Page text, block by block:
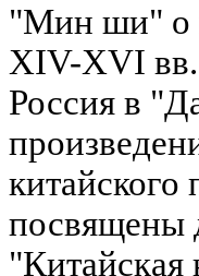
"Мин ши" о
XIV-XVI
Россия в
китайского
посвящены
"Китайская